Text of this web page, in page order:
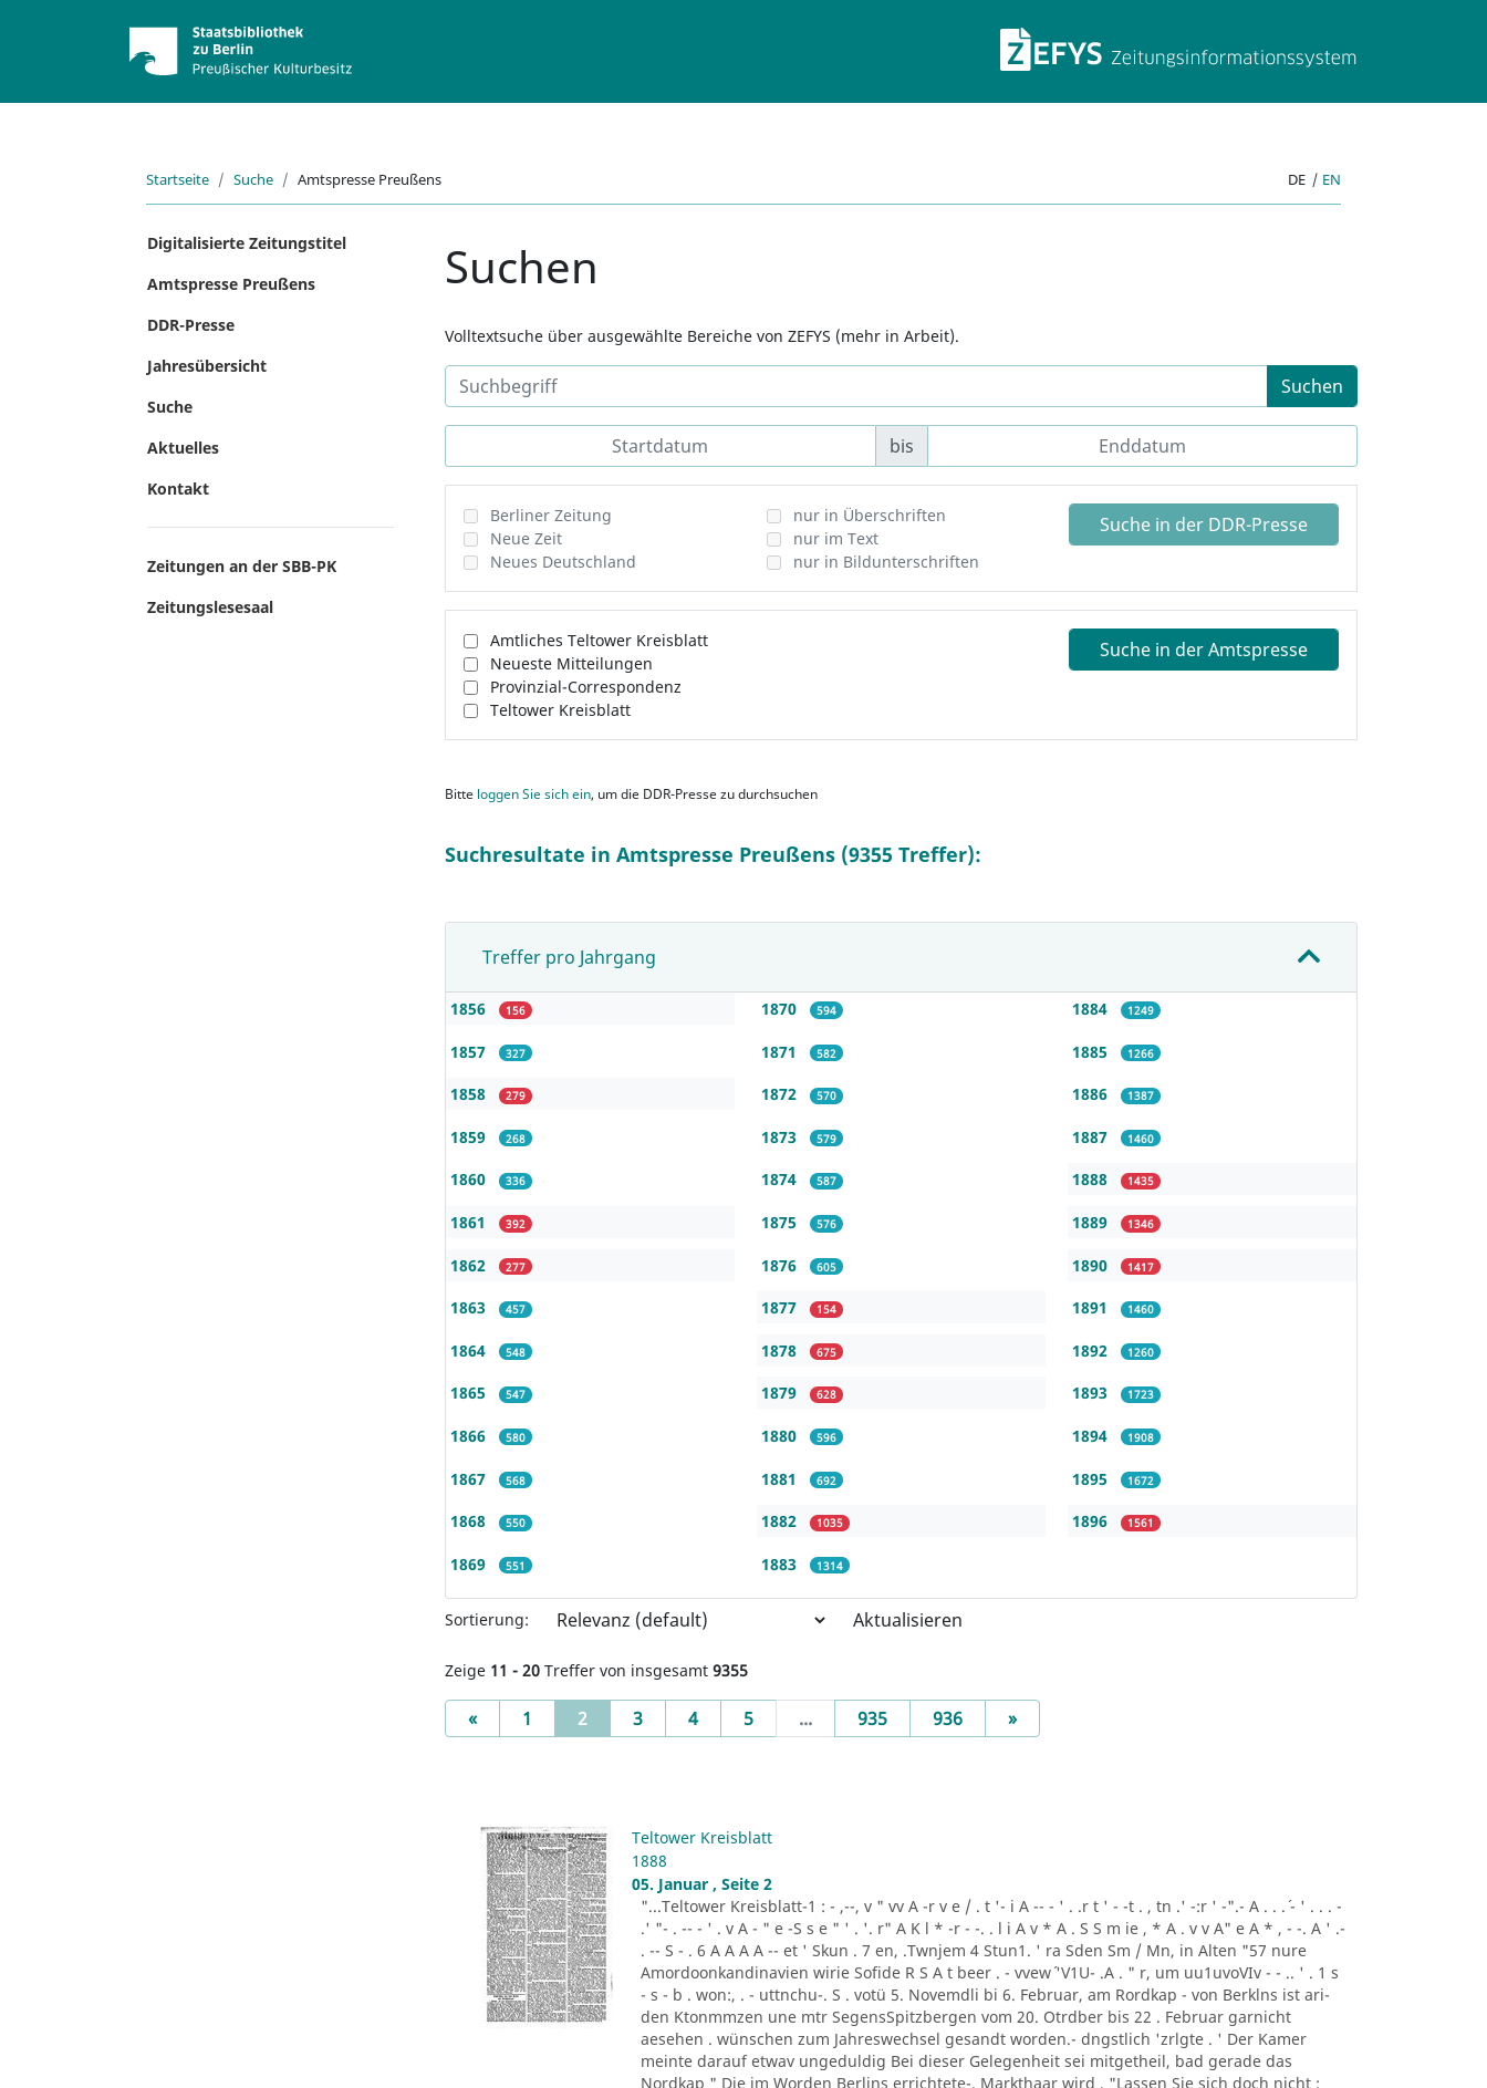
ZEFYS
Startseite Suche Amtspresse Preußens DE | EN
Digitalisierte Zeitungstitel
Amtspresse Preußens
DDR-Presse
Jahresübersicht
Suche
Aktuelles
Kontakt
Zeitungen an der SBB-PK
Zeitungslesesaal
Suchen
Volltextsuche über ausgewählte Bereiche von ZEFYS (mehr in Arbeit).
Suchen
bis
Berliner Zeitung
Neue Zeit
Neues Deutschland
nur in Überschriften
nur im Text
nur in Bildunterschriften
Suche in der DDR-Presse
Amtliches Teltower Kreisblatt
Neueste Mitteilungen
Provinzial-Correspondenz
Teltower Kreisblatt
Suche in der Amtspresse
Bitte loggen Sie sich ein, um die DDR-Presse zu durchsuchen
Suchresultate in Amtspresse Preußens (9355 Treffer):
Treffer pro Jahrgang
1856 156
1857 327
1858 279
1859 268
1860 336
1861 392
1862 277
1863 457
1864 548
1865 547
1866 580
1867 568
1868 550
1869 551
1870 594
1871 582
1872 570
1873 579
1874 587
1875 576
1876 605
1877 154
1878 675
1879 628
1880 596
1881 692
1882 1035
1883 1314
1884 1249
1885 1266
1886 1387
1887 1460
1888 1435
1889 1346
1890 1417
1891 1460
1892 1260
1893 1723
1894 1908
1895 1672
1896 1561
Sortierung: Aktualisieren
Zeige 11 - 20 Treffer von insgesamt 9355
«Previous
1 2(current)
3 4 5 ... 935 936 »Next
Teltower Kreisblatt
1888
05. Januar , Seite 2
"...Teltower Kreisblatt-1 : - ,--, v " vv A -r v e / . t '- i A -- - ' . .r t ' - -t . , tn .' -:r ' -".- A . . .´ - ' . . . -
.' "- . -- - ' . v A - " e -S s e " ' . '. r" A K l * -r - -. . l i A v * A . S S m ie , * A . v v A" e A * , - -. A ' .-
. -- S - . 6 A A A A -- et ' Skun . 7 en, .Twnjem 4 Stun1. ' ra Sden Sm / Mn, in Alten "57 nure
Amordoonkandinavien wirie Sofide R S A t beer . - vvew´ 'V1U- .A . " r, um uu1uvoVIv - - .. ' . 1 s
- s - b . won:, . - uttnchu-. S . votü 5. Novemdli bi 6. Februar, am Rordkap - von Berklns ist ari-
den Ktonmmzen une mtr SegensSpitzbergen vom 20. Otrdber bis 22 . Februar garnicht
aesehen . wünschen zum Jahreswechsel gesandt worden.- dngstlich 'zrlgte . ' Der Kamer
meinte darauf etwav ungeduldig Bei dieser Gelegenheit sei mitgetheil, bad gerade das
Nordkap " Die im Worden Berlins errichtete-. Markthaar wird . "Lassen Sie sich doch nicht :